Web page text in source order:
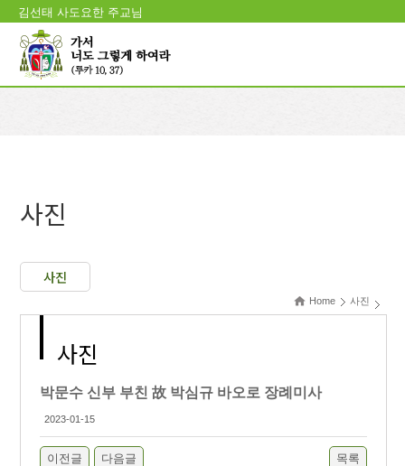
김선태 사도요한 주교님
사진
사진
Home 사진
사진
박문수 신부 부친 故 박심규 바오로 장례미사
2023-01-15
이전글 다음글 목록